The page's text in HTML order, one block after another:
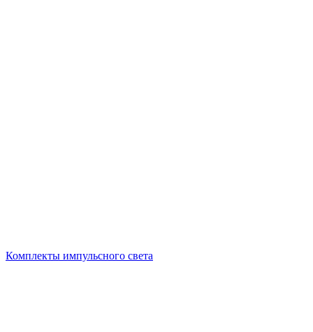
Комплекты импульсного света